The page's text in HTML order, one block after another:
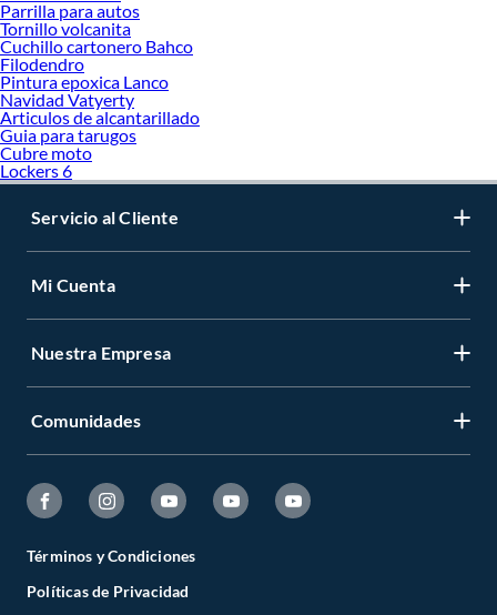
Parrilla para autos
Tornillo volcanita
Cuchillo cartonero Bahco
Filodendro
Pintura epoxica Lanco
Navidad Vatyerty
Articulos de alcantarillado
Guia para tarugos
Cubre moto
Lockers 6
Servicio al Cliente
Mi Cuenta
Nuestra Empresa
Comunidades
Términos y Condiciones
Políticas de Privacidad